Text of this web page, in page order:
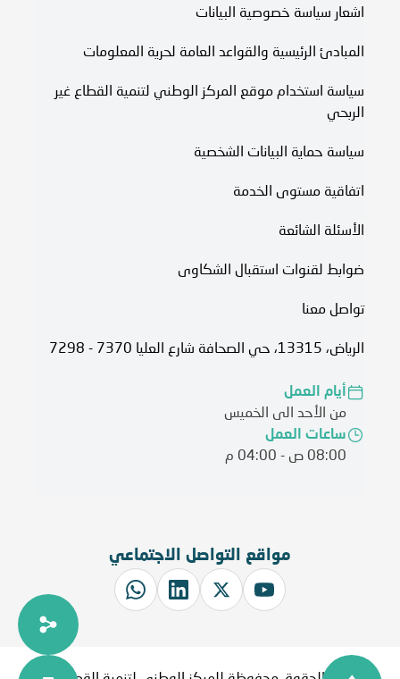
اشعار سياسة خصوصية البيانات
المبادئ الرئيسية والقواعد العامة لحرية المعلومات
سياسة استخدام موقع المركز الوطني لتنمية القطاع غير
الربحي
سياسة حماية البيانات الشخصية
اتفاقية مستوى الخدمة​
الأسئلة الشائعة
ضوابط لقنوات استقبال الشكاوى
تواصل معنا
الرياض، 13315، حي الصحافة شارع العليا 7370 - 7298
أيام العمل
من الأحد الى الخميس
ساعات العمل
08:00 ص - 04:00 م
مواقع التواصل الاجتماعي